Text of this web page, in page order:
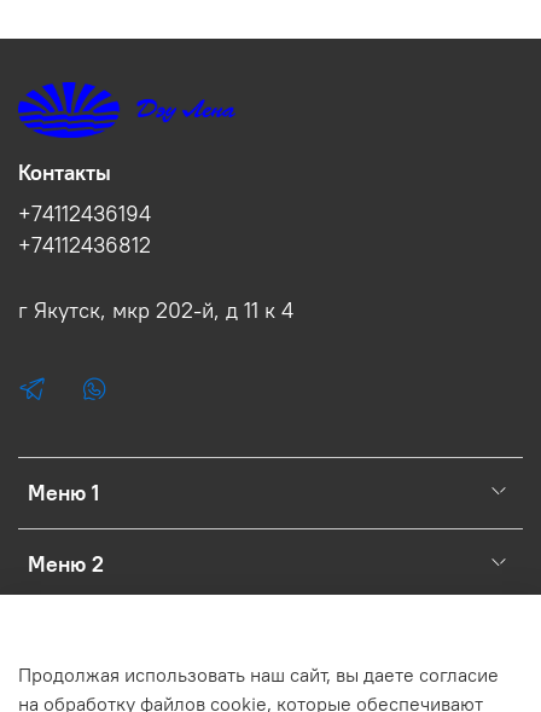
Меню 1
Меню 2
Контакты
+74112436194
+74112436812
г Якутск, мкр 202-й, д 11 к 4
Продолжая использовать наш сайт, вы даете согласие
на обработку файлов cookie, которые обеспечивают